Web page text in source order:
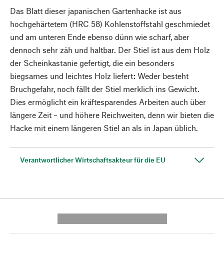
Das Blatt dieser japanischen Gartenhacke ist aus
hochgehärtetem (HRC 58) Kohlenstoffstahl geschmiedet
und am unteren Ende ebenso dünn wie scharf, aber
dennoch sehr zäh und haltbar. Der Stiel ist aus dem Holz
der Scheinkastanie gefertigt, die ein besonders
biegsames und leichtes Holz liefert: Weder besteht
Bruchgefahr, noch fällt der Stiel merklich ins Gewicht.
Dies ermöglicht ein kräftesparendes Arbeiten auch über
längere Zeit – und höhere Reichweiten, denn wir bieten die
Hacke mit einem längeren Stiel an als in Japan üblich.
Verantwortlicher Wirtschaftsakteur für die EU